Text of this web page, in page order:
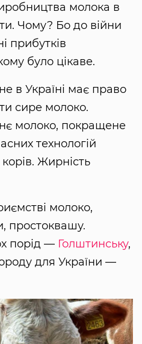
молока в
Чому? Бо до війни
прибутків
було цікаве.
в Україні має право
сире молоко.
молоко, покращене
технологій
Жирність
молоко,
простоквашу.
порід — Голштинську,
для України —